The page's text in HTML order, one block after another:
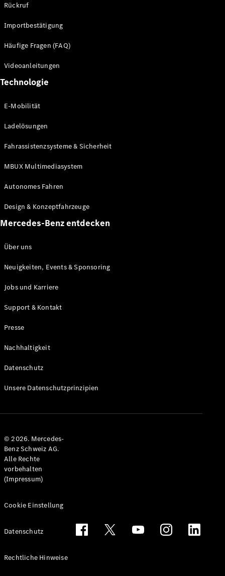
Rückruf
Importbestätigung
Häufige Fragen (FAQ)
Videoanleitungen
Technologie
E-Mobilität
Ladelösungen
Fahrassistenzsysteme & Sicherheit
MBUX Multimediasystem
Autonomes Fahren
Design & Konzeptfahrzeuge
Mercedes-Benz entdecken
Über uns
Neuigkeiten, Events & Sponsoring
Jobs und Karriere
Support & Kontakt
Presse
Nachhaltigkeit
Datenschutz
Unsere Datenschutzprinzipien
© 2026. Mercedes-
Benz Schweiz AG.
Alle Rechte
vorbehalten
(Impressum)
Cookie Einstellung
Datenschutz
Rechtliche Hinweise